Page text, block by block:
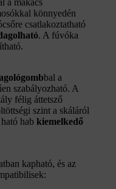
könnyedén
csatlakoztatható
. A fúvóka
bal a
szabályozható. A
félig áttetsző
szint a skáláról
hab kiemelkedő
kapható, és az